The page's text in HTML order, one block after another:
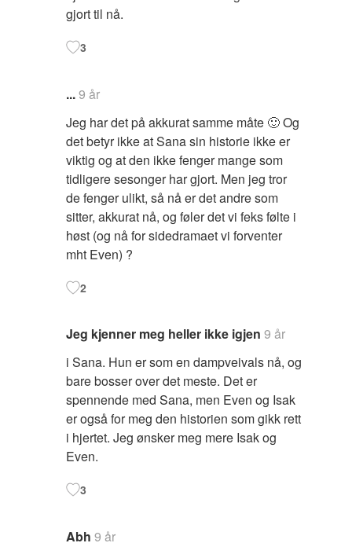
gjort til nå.
3
...9 år
Jeg har det på akkurat samme måte 🙂 Og
det betyr ikke at Sana sin historie ikke er
viktig og at den ikke fenger mange som
tidligere sesonger har gjort. Men jeg tror
de fenger ulikt, så nå er det andre som
sitter, akkurat nå, og føler det vi feks følte i
høst (og nå for sidedramaet vi forventer
mht Even) ?
2
Jeg kjenner meg heller ikke igjen 9 år
i Sana. Hun er som en dampveivals nå, og
bare bosser over det meste. Det er
spennende med Sana, men Even og Isak
er også for meg den historien som gikk rett
i hjertet. Jeg ønsker meg mere Isak og
Even.
3
Abh 9 år